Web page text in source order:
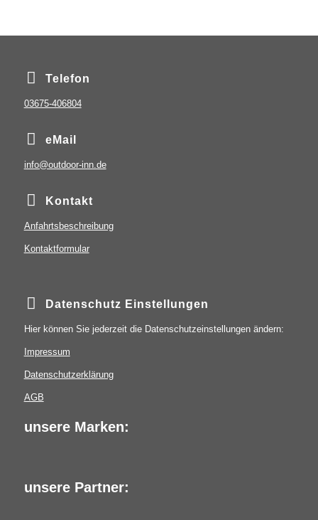
Telefon
03675-406804
eMail
info@outdoor-inn.de
Kontakt
Anfahrtsbeschreibung
Kontaktformular
Datenschutz Einstellungen
Hier können Sie jederzeit die Datenschutzeinstellungen ändern:
Impressum
Datenschutzerklärung
AGB
unsere Marken:
unsere Partner: